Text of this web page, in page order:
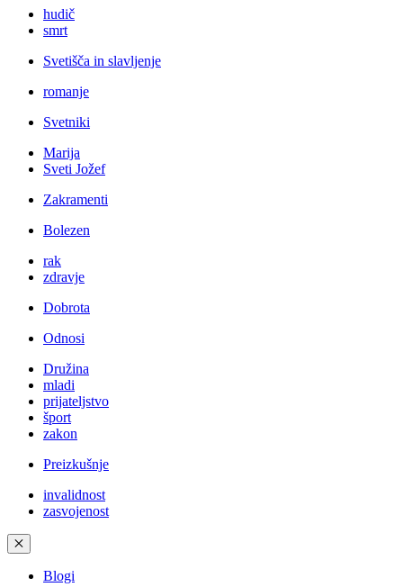
hudič
smrt
Svetišča in slavljenje
romanje
Svetniki
Marija
Sveti Jožef
Zakramenti
Bolezen
rak
zdravje
Dobrota
Odnosi
Družina
mladi
prijateljstvo
šport
zakon
Preizkušnje
invalidnost
zasvojenost
✕
Blogi